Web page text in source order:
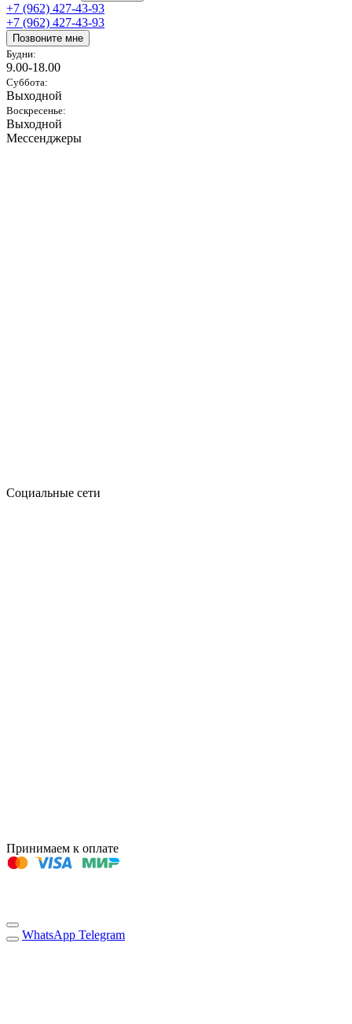
+7 (962) 427-43-93
+7 (962) 427-43-93
Позвоните мне
Будни:
9.00-18.00
Суббота:
Выходной
Воскресенье:
Выходной
Мессенджеры
Социальные сети
Принимаем к оплате
WhatsApp Telegram